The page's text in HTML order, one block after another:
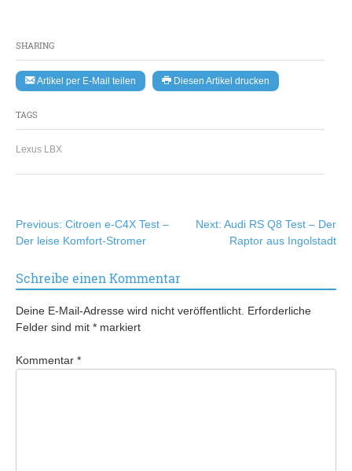
SHARING
Artikel per E-Mail teilen Diesen Artikel drucken
TAGS
Lexus LBX
Beitragsnavigation
Previous: Citroen e-C4X Test –
Der leise Komfort-Stromer
Next: Audi RS Q8 Test – Der
Raptor aus Ingolstadt
Schreibe einen Kommentar
Deine E-Mail-Adresse wird nicht veröffentlicht. Erforderliche
Felder sind mit * markiert
Kommentar *